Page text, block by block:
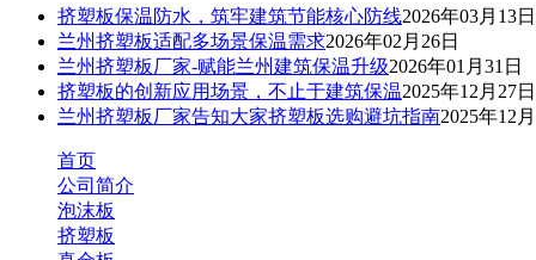
挤塑板保温防水，筑牢建筑节能核心防线2026年03月13日
兰州挤塑板适配多场景保温需求2026年02月26日
兰州挤塑板厂家-赋能兰州建筑保温升级2026年01月31日
挤塑板的创新应用场景，不止于建筑保温2025年12月27日
兰州挤塑板厂家告知大家挤塑板选购避坑指南2025年12
首页
公司简介
泡沫板
挤塑板